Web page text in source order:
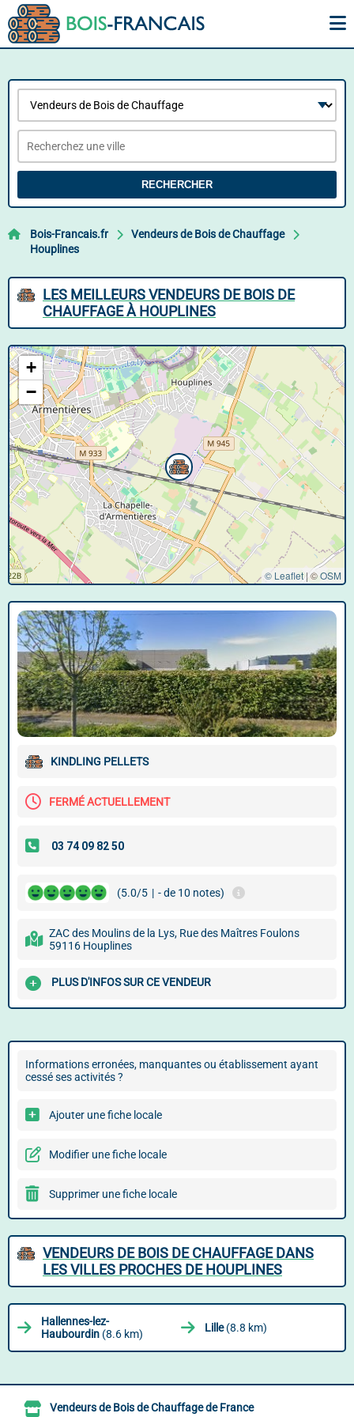
RECHERCHER
Bois-Francais.fr
Vendeurs de Bois de Chauffage
Houplines
LES MEILLEURS VENDEURS DE BOIS DE
CHAUFFAGE À HOUPLINES
+
−
© Leaflet | ©OSM
KINDLING PELLETS
FERMÉ ACTUELLEMENT
(5.0/5 | - de 10 notes)
ZAC des Moulins de la Lys, Rue des Maîtres Foulons
59116 Houplines
PLUS D'INFOS SUR CE VENDEUR
Informations erronées, manquantes ou établissement ayant
cessé ses activités ?
Ajouter une fiche locale
Modifier une fiche locale
Supprimer une fiche locale
VENDEURS DE BOIS DE CHAUFFAGE DANS
LES VILLES PROCHES DE HOUPLINES
Hallennes-lez-
Haubourdin (8.6 km) Lille(8.8 km)
Vendeurs de Bois de Chauffage de France